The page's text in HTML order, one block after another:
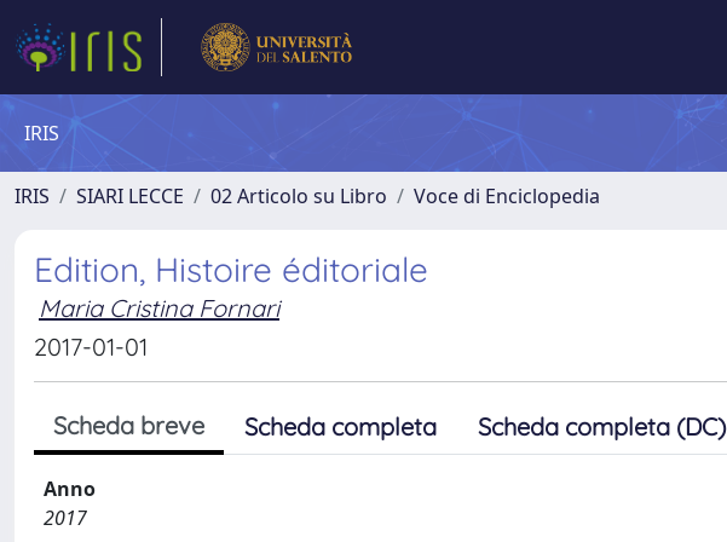
IRIS
IRIS SIARI LECCE 02 Articolo su Libro Voce di Enciclopedia
Edition, Histoire éditoriale
Maria Cristina Fornari
2017-01-01
Scheda breve Scheda completa Scheda completa (DC)
Anno
2017